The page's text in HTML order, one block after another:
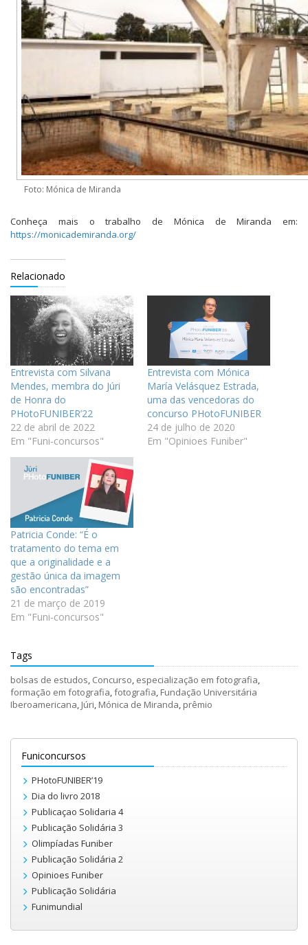
Foto: Mónica de Miranda
Conheça mais o trabalho de Mónica de Miranda em:
https://monicademiranda.org/
Relacionado
Entrevista com Silvana
Mendes, membra do Júri
de Honra do
PHotoFUNIBER’22
22 de abril de 2022
Em "Funi-concursos"
Entrevista com Mónica
María Velásquez Estrada,
uma das vencedoras do
concurso PHotoFUNIBER
24 de julho de 2020
Em "Opinioes Funiber"
Patricia Conde: “É o
tratamento do tema em
que a originalidade e a
gestão única da imagem
são encontradas”
21 de março de 2019
Em "Funi-concursos"
Tags
bolsas de estudos Concurso especialização em fotografia
formação em fotografia fotografia Fundação Universitária
Iberoamericana Júri Mónica de Miranda prêmio
Funiconcursos
PHotoFUNIBER’19
Dia do livro 2018
Publicaçao Solidaria 4
Publicação Solidária 3
Olimpíadas Funiber
Publicação Solidária 2
Opinioes Funiber
Publicação Solidária
Funimundial